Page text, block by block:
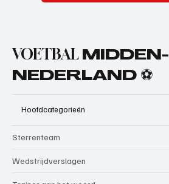
VOETBAL MIDDEN-
NEDERLAND ⚽
Hoofdcategorieën
Sterrenteam
Wedstrijdverslagen